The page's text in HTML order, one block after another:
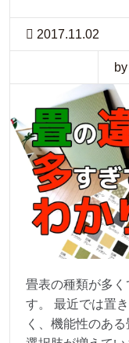
2017.11.02
畳表の種類が多
す。 最近では置
く、機能性のあ